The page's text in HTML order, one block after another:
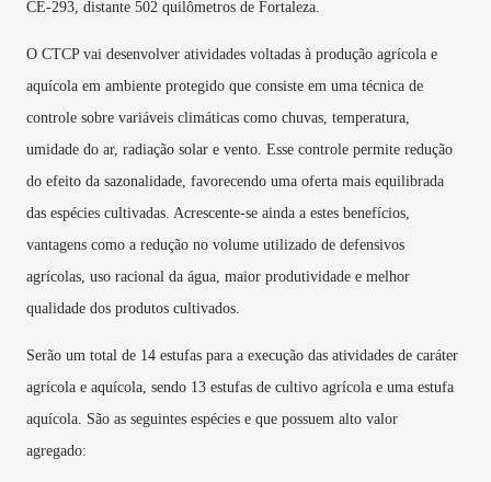
CE-293, distante 502 quilômetros de Fortaleza.
O CTCP vai desenvolver atividades voltadas à produção agrícola e
aquícola em ambiente protegido que consiste em uma técnica de
controle sobre variáveis climáticas como chuvas, temperatura,
umidade do ar, radiação solar e vento. Esse controle permite redução
do efeito da sazonalidade, favorecendo uma oferta mais equilibrada
das espécies cultivadas. Acrescente-se ainda a estes benefícios,
vantagens como a redução no volume utilizado de defensivos
agrícolas, uso racional da água, maior produtividade e melhor
qualidade dos produtos cultivados.
Serão um total de 14 estufas para a execução das atividades de caráter
agrícola e aquícola, sendo 13 estufas de cultivo agrícola e uma estufa
aquícola. São as seguintes espécies e que possuem alto valor
agregado: